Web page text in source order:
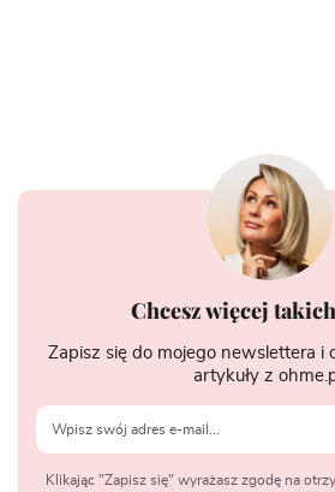
Chcesz więcej
Zapisz się do mojego newslettera i
artykuły z
Klikając "Zapisz się" wyrażasz zgodę na